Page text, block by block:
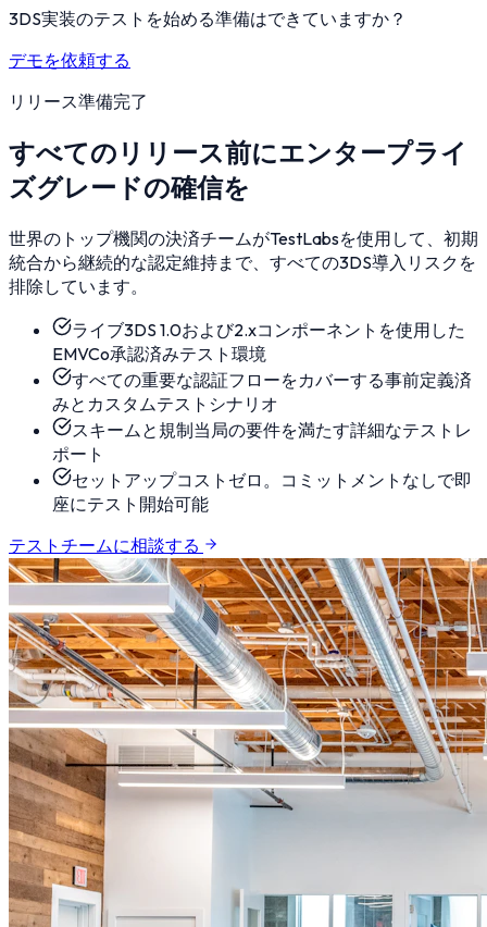
3DS実装のテストを始める準備はできていますか？
デモを依頼する
リリース準備完了
すべてのリリース前にエンタープライ
ズグレードの確信を
世界のトップ機関の決済チームがTestLabsを使用して、初期
統合から継続的な認定維持まで、すべての3DS導入リスクを
排除しています。
ライブ3DS 1.0および2.xコンポーネントを使用した
EMVCo承認済みテスト環境
すべての重要な認証フローをカバーする事前定義済
みとカスタムテストシナリオ
スキームと規制当局の要件を満たす詳細なテストレ
ポート
セットアップコストゼロ。コミットメントなしで即
座にテスト開始可能
テストチームに相談する